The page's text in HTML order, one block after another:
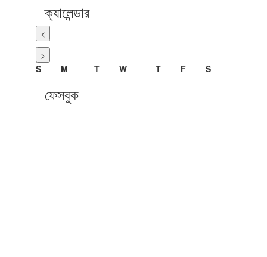
ক্যালেন্ডার
<
>
S
M T W T F S
ফেসবুক